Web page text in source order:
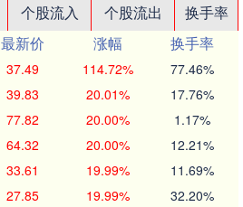
个股流入 个股流出
换手率
最新价 涨幅
换手率
37.49 114.72% 77.46%
39.83 20.01% 17.76%
77.82 20.00% 1.17%
64.32 20.00% 12.21%
33.61 19.99% 11.69%
27.85 19.99% 32.20%